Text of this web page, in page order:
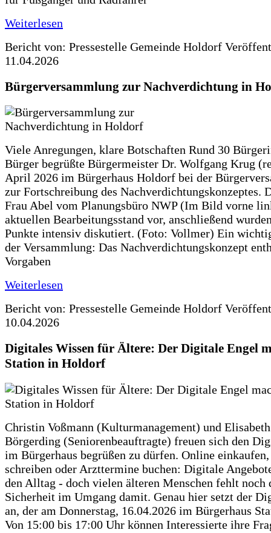
Weiterlesen
Bericht von: Pressestelle Gemeinde Holdorf
11.04.2026
Bürgerversammlung zur Nachverdichtung in
Viele Anregungen, klare Botschaften Rund 30
Bürger begrüßte Bürgermeister Dr. Wolfgang Krug
April 2026 im Bürgerhaus Holdorf bei der
zur Fortschreibung des Nachverdichtungskonzeptes.
Frau Abel vom Planungsbüro NWP (Im Bild vorne
aktuellen Bearbeitungsstand vor, anschließend
Punkte intensiv diskutiert. (Foto: Vollmer) Ein
der Versammlung: Das Nachverdichtungskonzept
Vorgaben
Weiterlesen
Bericht von: Pressestelle Gemeinde Holdorf
10.04.2026
Digitales Wissen für Ältere: Der Digitale Engel
Station in Holdorf
Christin Voßmann (Kulturmanagement) und
Börgerding (Seniorenbeauftragte) freuen sich den
im Bürgerhaus begrüßen zu dürfen. Online
schreiben oder Arzttermine buchen: Digitale
den Alltag - doch vielen älteren Menschen fehlt noch
Sicherheit im Umgang damit. Genau hier setzt der
an, der am Donnerstag, 16.04.2026 im Bürgerhaus
Von 15:00 bis 17:00 Uhr können Interessierte ihre